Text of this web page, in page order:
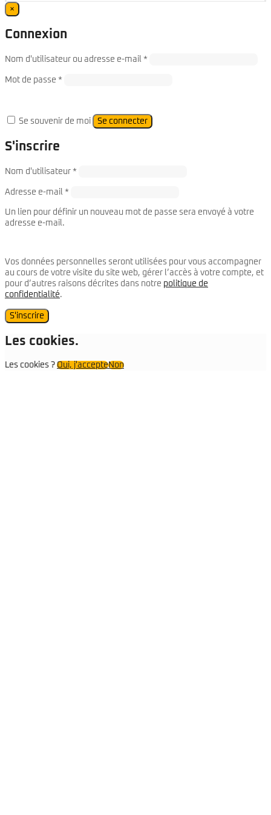
×
Connexion
Nom d'utilisateur ou adresse e-mail *Required
Mot de passe *Required
Se souvenir de moi Se connecter
S'inscrire
Nom d'utilisateur *Required
Adresse e-mail *Required
Un lien pour définir un nouveau mot de passe sera envoyé à votre
adresse e-mail.
Vos données personnelles seront utilisées pour vous accompagner
au cours de votre visite du site web, gérer l’accès à votre compte, et
pour d’autres raisons décrites dans notre politique de
confidentialité.
S'inscrire
Les cookies.
Les cookies ? Oui, j'accepteNon